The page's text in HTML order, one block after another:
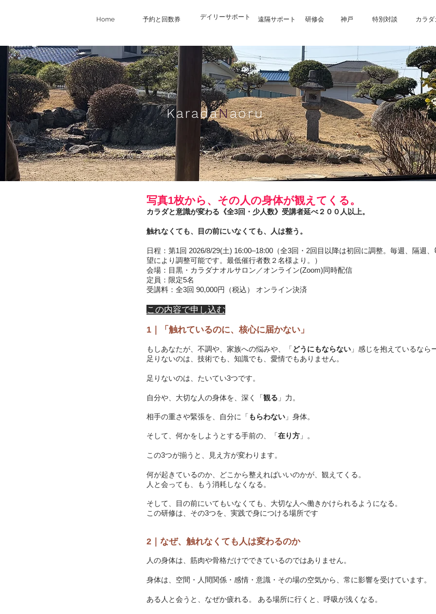
Home 予約と回数券 デイリーサポート 遠隔サポート 研修会 神戸 特別対談 カラ
KaradaNaoru
写真1枚から、その人の身体が観えてくる。
カラダと意識が変わる《全3回・少人数》受講者延べ２００人以上。
触れなくても、目の前にいなくても、人は整う。
日程：第1回 2026/8/29(土) 16:00–18:00（全3回・2回目以降は初回に調整。毎週、隔週
望により調整可能です。最低催行者数２名様より。）
会場：目黒・カラダナオルサロン／オンライン(Zoom)同時配信
定員：限定5名
受講料：全3回 90,000円（税込） オンライン決済
​この内容で申し込む
1｜「触れているのに、核心に届かない」
もしあなたが、不調や、家族への悩みや、「どうにもならない 」感じを抱えているなら
足りないのは、技術でも、知識でも、愛情でもありません。
足りないのは、たいてい3つです。
自分や、大切な人の身体を、深く「観る 」力。
相手の重さや緊張を、自分に「もらわない 」身体。
そして、何かをしようとする手前の、「在り方 」。
この3つが揃うと、見え方が変わります。
何が起きているのか、どこから整えればいいのかが、観えてくる。
人と会っても、もう消耗しなくなる。
そして、目の前にいてもいなくても、大切な人へ働きかけられるようになる。
この研修は、その3つを、実践で身につける場所です
2｜なぜ、触れなくても人は変わるのか
人の身体は、筋肉や骨格だけでできているのではありません。
身体は、空間・人間関係・感情・意識・その場の空気から、常に影響を受けています。
ある人と会うと、なぜか疲れる。 ある場所に行くと、呼吸が浅くなる。